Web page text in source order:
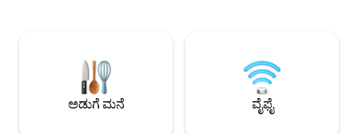
ಆನಂದಿಸಿ. ಸಾರ್ವಜನಿಕ ರೆಸಾರ್ಟ್ ವೈ-ಫೈ
ನಿಧಾನವಾಗಿರಬಹುದು; ವಿಶ್ವಾಸಾರ್ಹ ಸ್ಟ್ರೀಮಿಂಗ್
ಅಥವಾ ರಿಮೋಟ್ ಕೆಲಸಕ್ಕಾಗಿ ಹಾಟ್‌ಸ್ಪಾಟ್ ತನ್ನಿ.
ಕೇಪ್ ಕಾಡ್ ರೈಲ್
ನೀವು ಎಷ್ಟು ದೂರ
ಇಷ್ಟಪಡುತ್ತೀರಿ
ಅಡುಗೆ ಮನೆ ವೈಫೈ